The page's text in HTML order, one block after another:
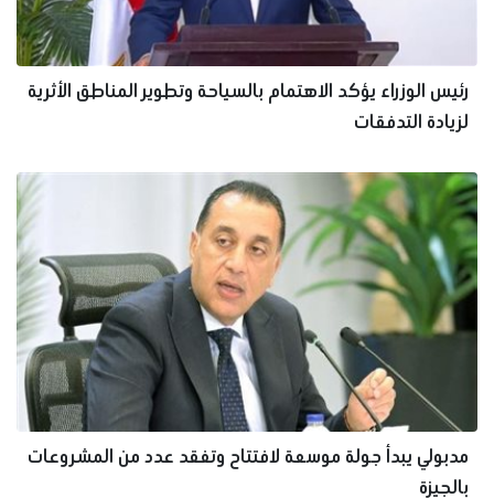
رئيس الوزراء يؤكد الاهتمام بالسياحة وتطوير المناطق الأثرية
لزيادة التدفقات
مدبولي يبدأ جولة موسعة لافتتاح وتفقد عدد من المشروعات
بالجيزة